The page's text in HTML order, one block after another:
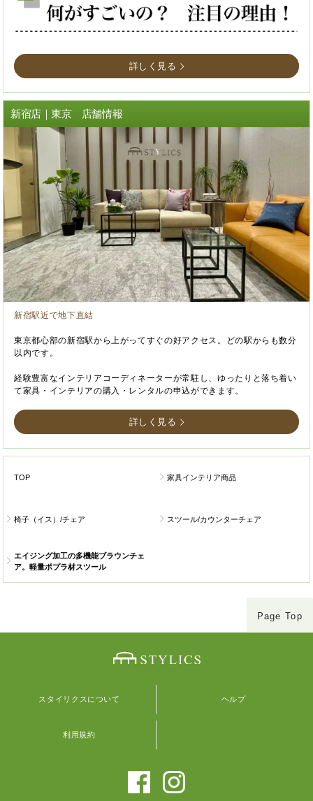
詳しく見る
新宿店｜東京 店舗情報
新宿駅近で地下直結
東京都心部の新宿駅から上がってすぐの好アクセス。どの駅からも数分
以内です。
経験豊富なインテリアコーディネーターが常駐し、ゆったりと落ち着い
て家具・インテリアの購入・レンタルの申込ができます。
詳しく見る
TOP 家具インテリア商品
椅子（イス）/チェア スツール/カウンターチェア
エイジング加工の多機能ブラウンチェ
ア。軽量ポプラ材スツール
Page Top
スタイリクスについて ヘルプ
利用規約